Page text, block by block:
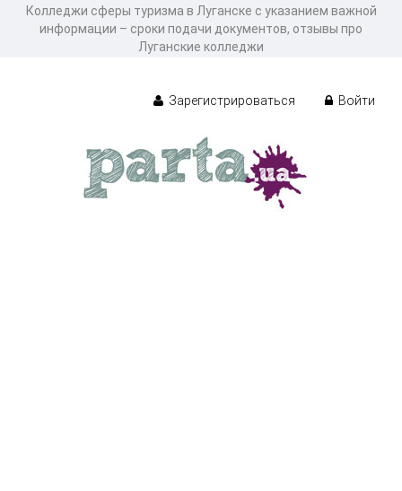
Колледжи сферы туризма в Луганске с указанием важной
информации – сроки подачи документов, отзывы про
Луганские колледжи
Зарегистрироваться Войти